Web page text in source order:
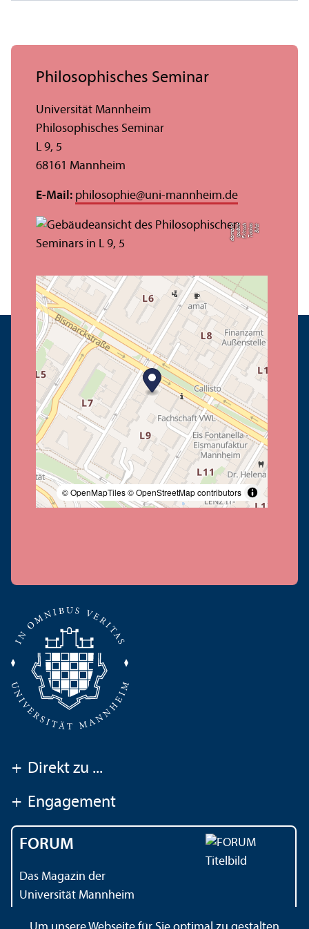
Bil
d:
T
o
bi
a
s
F
ri
t
s
c
h
(
p
u
bli
c
d
o
m
ai
n)
© OpenMapTiles© OpenStreetMap contributors
Philosophisches Seminar
Universität Mannheim
Philosophisches Seminar
L 9, 5
68161 Mannheim
E-Mail: philosophie@uni-mannheim.de
+ Direkt zu ...
+ Engagement
FORUM
Das Magazin der
Universität Mannheim